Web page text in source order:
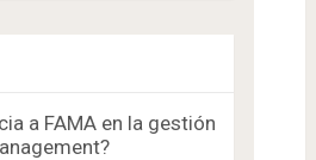
a FAMA en la gestión